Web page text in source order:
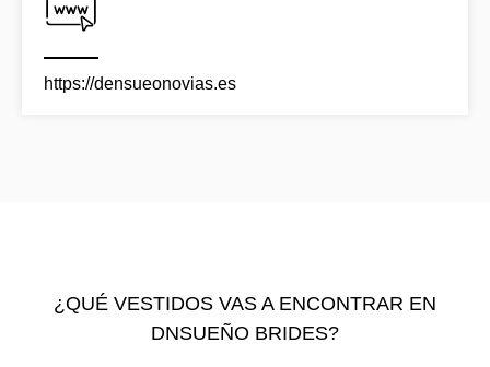
https://densueonovias.es
¿QUÉ VESTIDOS VAS A ENCONTRAR EN
DNSUEÑO BRIDES?